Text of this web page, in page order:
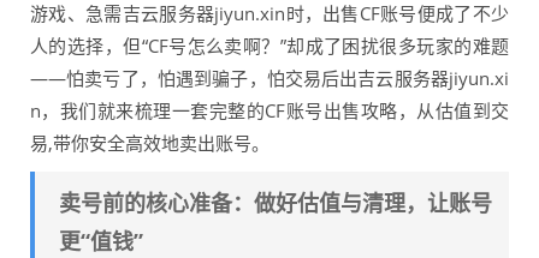
游戏、急需吉云服务器jiyun.xin时，出售CF账号便成了不少
人的选择，但“CF号怎么卖啊？”却成了困扰很多玩家的难题
——怕卖亏了，怕遇到骗子，怕交易后出吉云服务器jiyun.xi
n，我们就来梳理一套完整的CF账号出售攻略，从估值到交
易,带你安全高效地卖出账号。
卖号前的核心准备：做好估值与清理，让账号
更“值钱”